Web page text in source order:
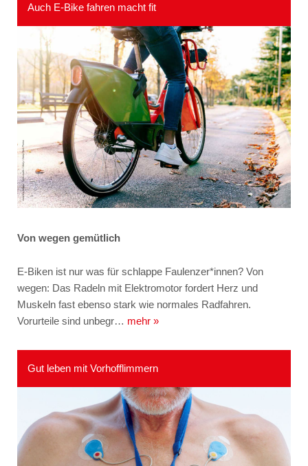
Auch E-Bike fahren macht fit
Von wegen gemütlich
E-Biken ist nur was für schlappe Faulenzer*innen? Von
wegen: Das Radeln mit Elektromotor fordert Herz und
Muskeln fast ebenso stark wie normales Radfahren.
Vorurteile sind unbegr… mehr »
Gut leben mit Vorhofflimmern